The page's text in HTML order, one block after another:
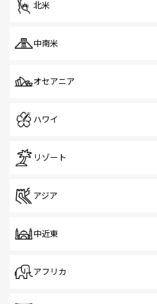
北米
中南米
オセアニア
ハワイ
リゾート
アジア
中近東
アフリカ